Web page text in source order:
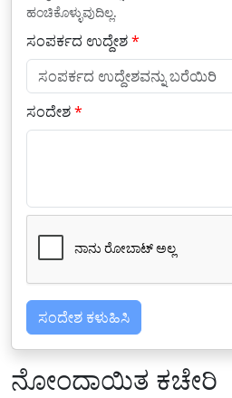
ಹಂಚಿಕೊಳ್ಳುವುದಿಲ್ಲ.
ಸಂಪರ್ಕದ ಉದ್ದೇಶ*
ಸಂದೇಶ*
ಸಂದೇಶ ಕಳುಹಿಸಿ
ನೋಂದಾಯಿತ ಕಚೇರಿ